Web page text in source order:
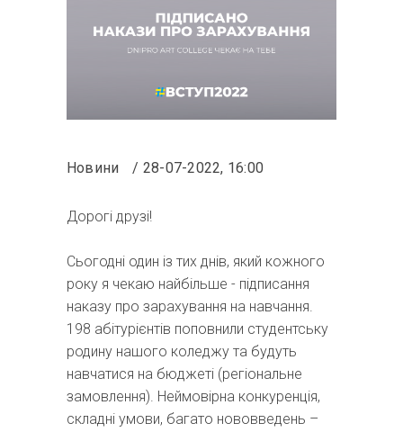
Новини 28-07-2022, 16:00
Дорогі друзі!
Сьогодні один із тих днів, який кожного
року я чекаю найбільше - підписання
наказу про зарахування на навчання.
198 абітурієнтів поповнили студентську
родину нашого коледжу та будуть
навчатися на бюджеті (регіональне
замовлення). Неймовірна конкуренція,
складні умови, багато нововведень –